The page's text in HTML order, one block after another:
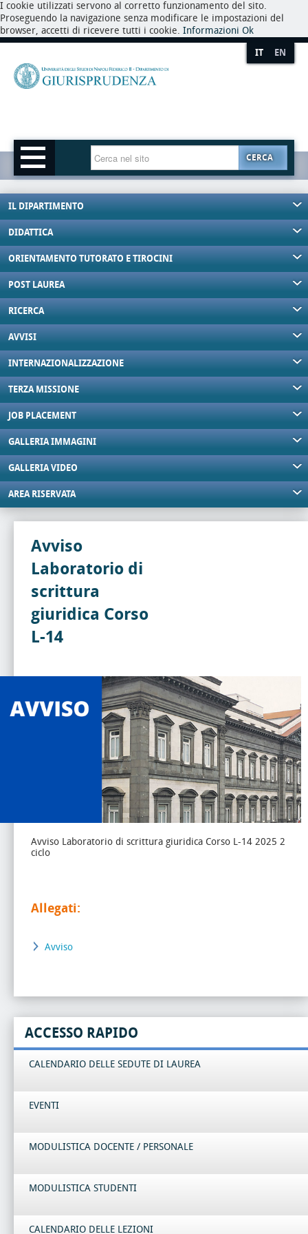
I cookie utilizzati servono al corretto funzionamento del sito.
Proseguendo la navigazione senza modificare le impostazioni del
browser, accetti di ricevere tutti i cookie. Informazioni Ok
IT EN
CERCA
IL DIPARTIMENTO
DIDATTICA
ORIENTAMENTO TUTORATO E TIROCINI
POST LAUREA
RICERCA
AVVISI
INTERNAZIONALIZZAZIONE
TERZA MISSIONE
JOB PLACEMENT
GALLERIA IMMAGINI
GALLERIA VIDEO
AREA RISERVATA
Avviso
Laboratorio di
scrittura
giuridica Corso
L-14
Avviso Laboratorio di scrittura giuridica Corso L-14 2025 2
ciclo
Allegati:
Avviso
ACCESSO RAPIDO
CALENDARIO DELLE SEDUTE DI LAUREA
EVENTI
MODULISTICA DOCENTE / PERSONALE
MODULISTICA STUDENTI
CALENDARIO DELLE LEZIONI